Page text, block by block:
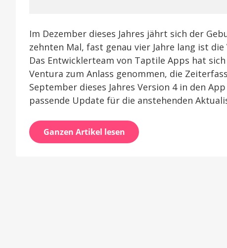
Im Dezember dieses Jahres jährt sich der
zehnten Mal, fast genau vier Jahre lang ist
Das Entwicklerteam von Taptile Apps hat sich
Ventura zum Anlass genommen, die
September dieses Jahres Version 4 in den
passende Update für die anstehenden
Ganzen Artikel lesen